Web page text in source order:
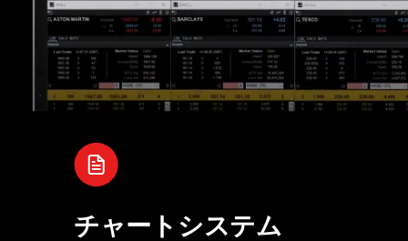
チャートシステム